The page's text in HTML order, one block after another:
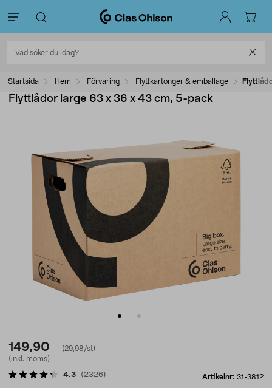
Startsida Hem Förvaring Flyttkartonger & emballage
Flyttlådor large 63 x 36 x 43 cm, 5-pack
149,90
(29,98/st)
(inkl. moms)
Artikelnr: 31-3812
4.3 ( 2326)